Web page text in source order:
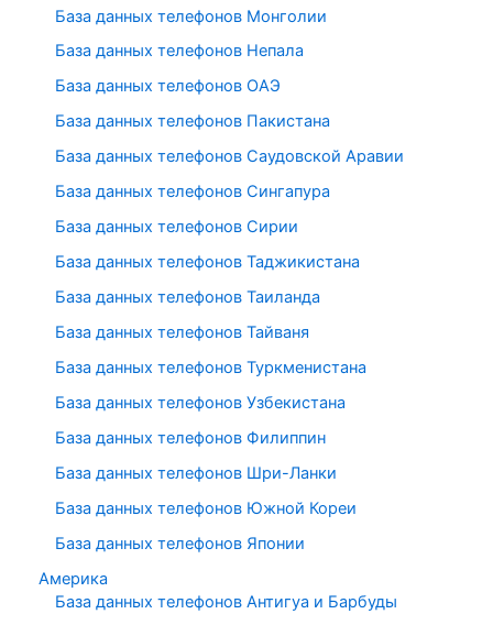
База данных телефонов Монголии
База данных телефонов Непала
База данных телефонов ОАЭ
База данных телефонов Пакистана
База данных телефонов Саудовской Аравии
База данных телефонов Сингапура
База данных телефонов Сирии
База данных телефонов Таджикистана
База данных телефонов Таиланда
База данных телефонов Тайваня
База данных телефонов Туркменистана
База данных телефонов Узбекистана
База данных телефонов Филиппин
База данных телефонов Шри-Ланки
База данных телефонов Южной Кореи
База данных телефонов Японии
Америка
База данных телефонов Антигуа и Барбуды